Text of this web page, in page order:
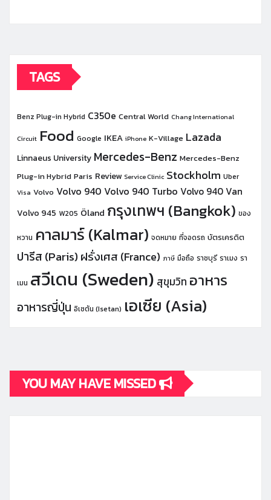
TAGS
Benz Plug-in Hybrid C350e Central World Chang International
Circuit Food Google IKEA iPhone K-Village Lazada
Linnaeus University Mercedes-Benz Mercedes-Benz
Plug-in Hybrid Paris Review Service Clinic Stockholm Uber
Visa Volvo Volvo 940 Volvo 940 Turbo Volvo 940 Van
Volvo 945 W205 Öland กรุงเทพฯ (Bangkok) ของ
หวาน คาลมาร์ (Kalmar) จดหมาย ที่จอดรถ บัตรเครดิต
ปารีส (Paris) ฝรั่งเศส (France) ภาษี มือถือ ราชบุรี ราเมง รา
เมน สวีเดน (Sweden) สุขุมวิท อาหาร
อาหารญี่ปุ่น อิเซตัน (Isetan) เอเซีย (Asia)
YOU MAY HAVE MISSED